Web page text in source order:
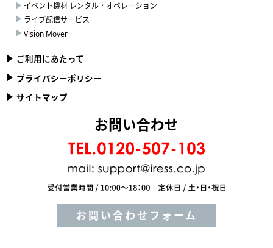
イベント機材 レンタル・オペレーション
ライブ配信サービス
Vision Mover
ご利用にあたって
プライバシーポリシー
サイトマップ
お問い合わせ
お問い合わせフォーム